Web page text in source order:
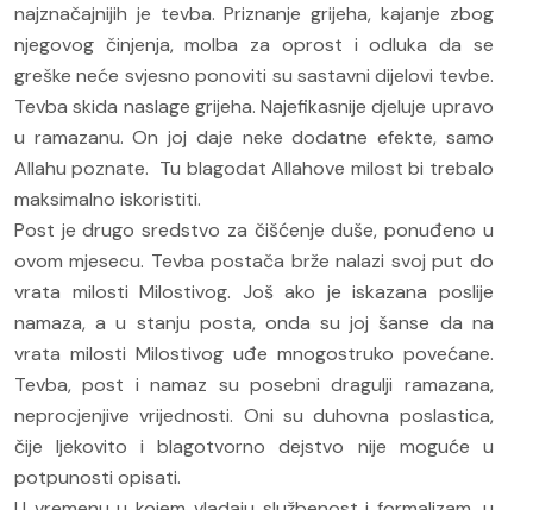
najznačajnijih je tevba. Priznanje grijeha, kajanje zbog
njegovog činjenja, molba za oprost i odluka da se
greške neće svjesno ponoviti su sastavni dijelovi tevbe.
Tevba skida naslage grijeha. Najefikasnije djeluje upravo
u ramazanu. On joj daje neke dodatne efekte, samo
Allahu poznate. Tu blagodat Allahove milost bi trebalo
maksimalno iskoristiti.
Post je drugo sredstvo za čišćenje duše, ponuđeno u
ovom mjesecu. Tevba postača brže nalazi svoj put do
vrata milosti Milostivog. Još ako je iskazana poslije
namaza, a u stanju posta, onda su joj šanse da na
vrata milosti Milostivog uđe mnogostruko povećane.
Tevba, post i namaz su posebni dragulji ramazana,
neprocjenjive vrijednosti. Oni su duhovna poslastica,
čije ljekovito i blagotvorno dejstvo nije moguće u
potpunosti opisati.